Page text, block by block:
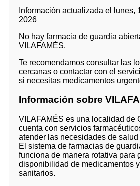
Información actualizada el lunes,
2026
No hay farmacia de guardia
VILAFAMÉS.
Te recomendamos consultar las
cercanas o contactar con el
si necesitas medicamentos
Información sobre
VILAFAMÉS es una localidad de
cuenta con servicios
atender las necesidades de
El sistema de farmacias de
funciona de manera rotativa para
disponibilidad de medicamentos
sanitarios.